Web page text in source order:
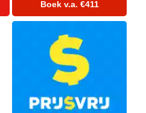
Boek v.a. €411